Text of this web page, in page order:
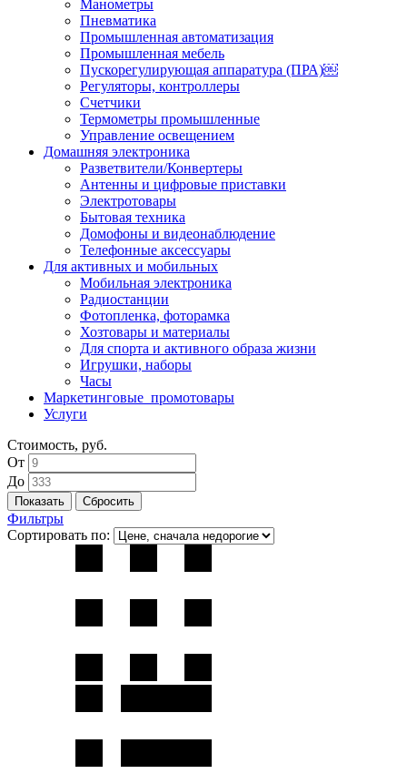
Манометры
Пневматика
Промышленная автоматизация
Промышленная мебель
Пускорегулирующая аппаратура (ПРА)￼
Регуляторы, контроллеры
Счетчики
Термометры промышленные
Управление освещением
Домашняя электроника
Разветвители/Конвертеры
Антенны и цифровые приставки
Электротовары
Бытовая техника
Домофоны и видеонаблюдение
Телефонные аксессуары
Для активных и мобильных
Мобильная электроника
Радиостанции
Фотопленка, фоторамка
Хозтовары и материалы
Для спорта и активного образа жизни
Игрушки, наборы
Часы
Маркетинговые_промотовары
Услуги
Стоимость, руб.
От
До
Фильтры
Сортировать по: